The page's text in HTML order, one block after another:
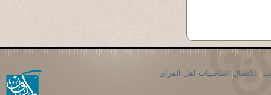
| الاتصال| اساسيات اهل القران